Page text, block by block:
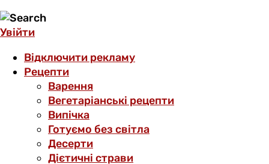
Увійти
Відключити рекламу
Рецепти
Варення
Вегетаріанські рецепти
Випічка
Готуємо без світла
Десерти
Дієтичні страви